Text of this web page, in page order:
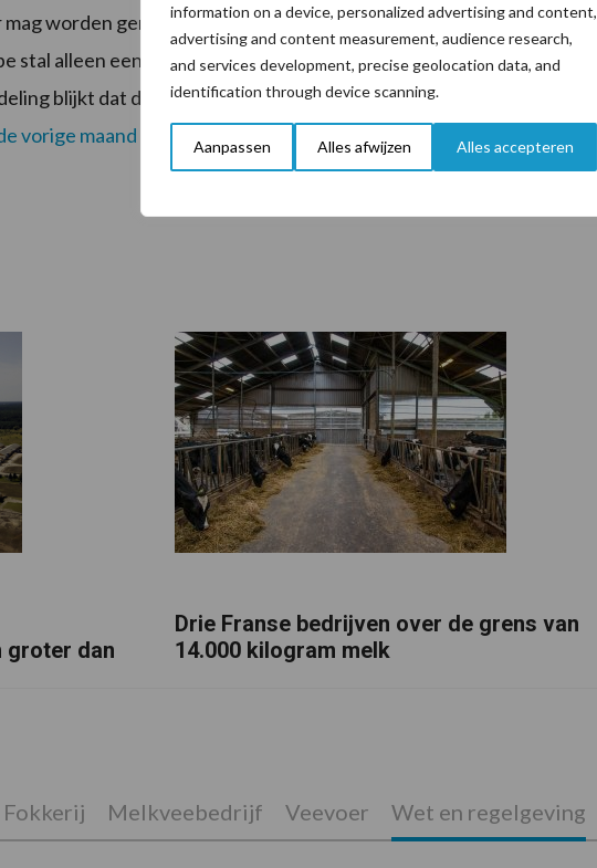
information on a device, personalized advertising and content,
advertising and content measurement, audience research,
and services development, precise geolocation data, and
identification through device scanning.
Aanpassen Alles afwijzen Alles accepteren
worden gemaakt van de emissiefactoren. Dat betekent dat
stal alleen een natuurvergunning kunnen krijgen als uit een
blijkt dat de natuur geen schade oploopt. De Afdeling
vorige maand
groter dan
Drie Franse bedrijven over de grens van
14.000 kilogram melk
Fokkerij Melkveebedrijf Veevoer Wet en regelgeving